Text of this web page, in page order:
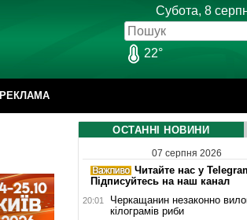
Субота, 8
22°
РЕКЛАМА
ОСТАННІ НОВИНИ
07 серпня 2026
Читайте нас у
Підписуйтесь на наш канал
20:01
Черкащанин незаконно
кілограмів риби